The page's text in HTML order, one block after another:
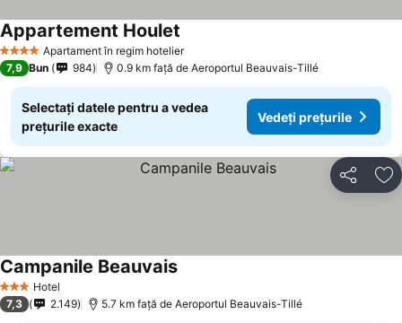
4 Stele Apartament în regim hotelier
Appartement Houlet
7,9 Bun 984 0.9 km faţă de Aeroportul Beauvais-Tillé
Selectați datele pentru a vedea
prețurile exacte
Vedeți prețurile
Distribuiți
3 SteleHotel
Campanile Beauvais
7,3 2.149 5.7 km faţă de Aeroportul Beauvais-Tillé